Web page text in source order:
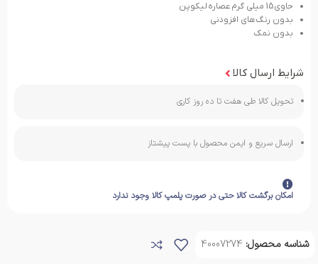
حاوی 15 میلی گرم عصاره لیکوپن
بدون رنگ‌های افزودنی
بدون نمک
شرایط ارسال کالا
تحویل کالا طی هفت تا ده روز کاری
ارسال سریع و ایمن محصول با پست پیشتاز
امکان برگشت کالا حتی در صورت پلمپ کالا وجود ندارد
شناسه محصول: 40007274